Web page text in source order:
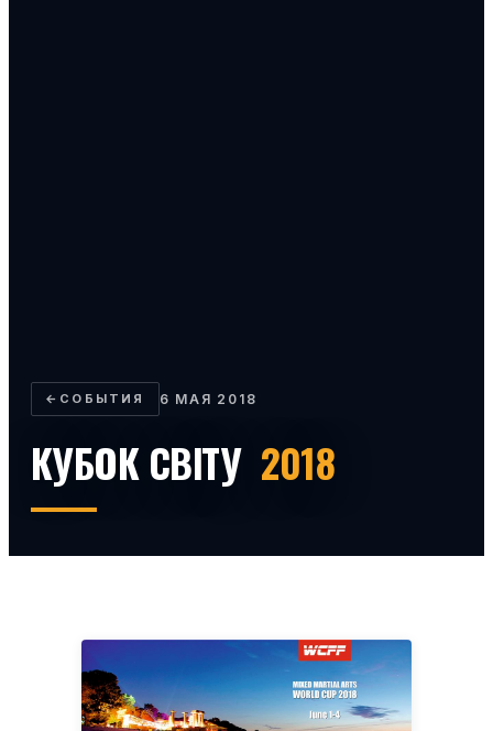
← СОБЫТИЯ 6 МАЯ 2018
КУБОК СВІТУ 2018